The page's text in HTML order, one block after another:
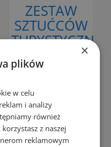
ZESTAW
SZTUĆCÓW
TURYSTYCZNY
PLASTIKOWY
ŁYŻKA NÓŻ
FAMILY
NIEBIESKI
zł1.99
Add to cart
×
plików
w celu
i analizy
również
z naszej
reklamowym